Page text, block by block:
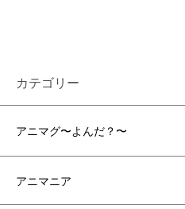
カテゴリー
アニマグ〜よんだ？〜
アニマニア